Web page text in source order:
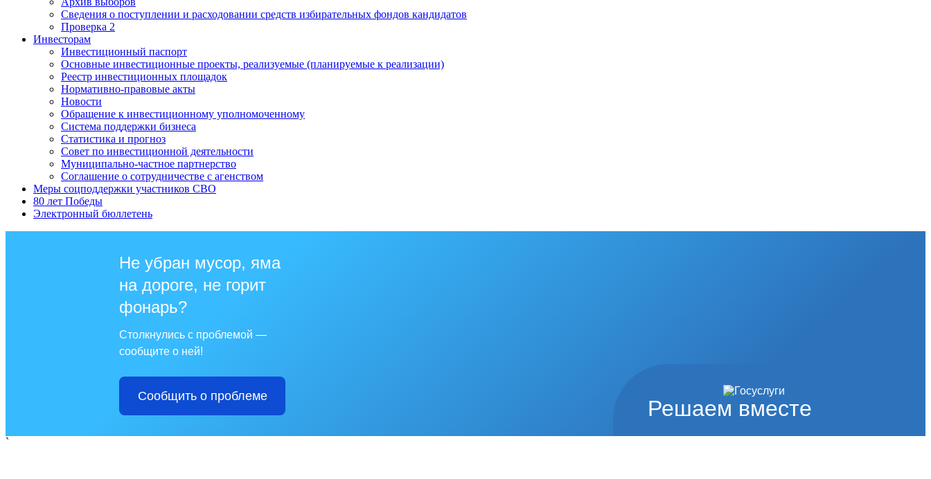
Сведения о поступлении и расходовании средств избирательных фондов кандидатов
Проверка 2
Инвесторам
Инвестиционный паспорт
Основные инвестиционные проекты, реализуемые (планируемые к реализации)
Реестр инвестиционных площадок
Нормативно-правовые акты
Новости
Обращение к инвестиционному уполномоченному
Система поддержки бизнеса
Статистика и прогноз
Совет по инвестиционной деятельности
Муниципально-частное партнерство
Соглашение о сотрудничестве с агенством
Меры соцподдержки участников СВО
80 лет Победы
Электронный бюллетень
Решаем вместе
Не убран мусор, яма
на дороге, не горит
фонарь?
Столкнулись с проблемой —
сообщите о ней!
Сообщить о проблеме
`